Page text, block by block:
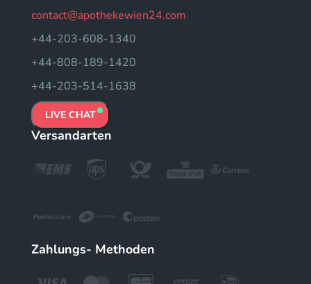
contact@apothekewien24.com
+44-203-608-1340
+44-808-189-1420
+44-203-514-1638
LIVE CHAT
Versandarten
Zahlungs- Methoden